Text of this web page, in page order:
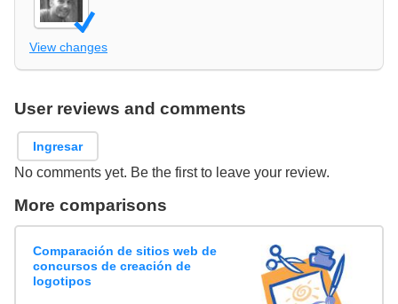
View changes
User reviews and comments
Ingresar
No comments yet. Be the first to leave your review.
More comparisons
Comparación de sitios web de
concursos de creación de
logotipos